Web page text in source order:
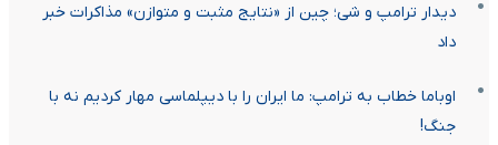
دیدار ترامپ و شی؛ چین از «نتایج مثبت و متوازن» مذاکرات خبر
داد
اوباما خطاب به ترامپ: ما ایران را با دیپلماسی مهار کردیم نه با
جنگ!